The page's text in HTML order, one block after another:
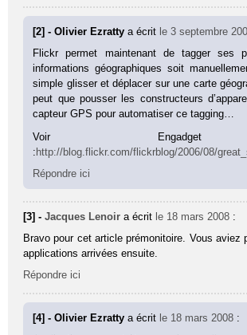
[2] - Olivier Ezrattya écrit le 3 septembre
Flickr permet maintenant de tagger ses
informations géographiques soit
simple glisser et déplacer sur une carte
peut que pousser les constructeurs
capteur GPS pour automatiser ce tagging…
Voir
: http://blog.flickr.com/flickrblog/2006/08/
Répondre ici
[3] -Jacques Lenoir a écrit le 18 mars 2008 :
Bravo pour cet article prémonitoire. Vous aviez
applications arrivées ensuite.
Répondre ici
[4] - Olivier Ezrattya écrit le 18 mars 2008 :